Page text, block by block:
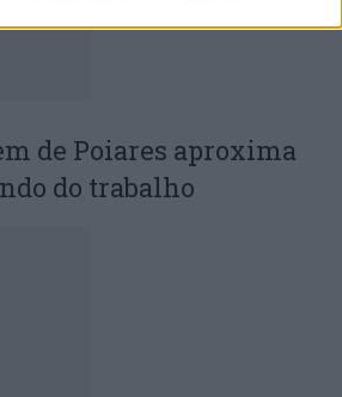
de Poiares aproxima
do trabalho